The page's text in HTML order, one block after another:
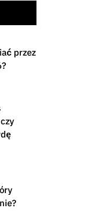
przez